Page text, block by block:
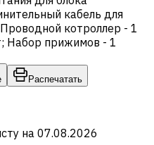
кабель для
котроллер - 1
Набор прижимов - 1
Распечатать
на 07.08.2026